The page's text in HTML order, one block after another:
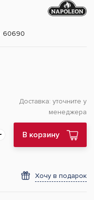
60690
Доставка: уточните у
менеджера
В корзину
Хочу в подарок